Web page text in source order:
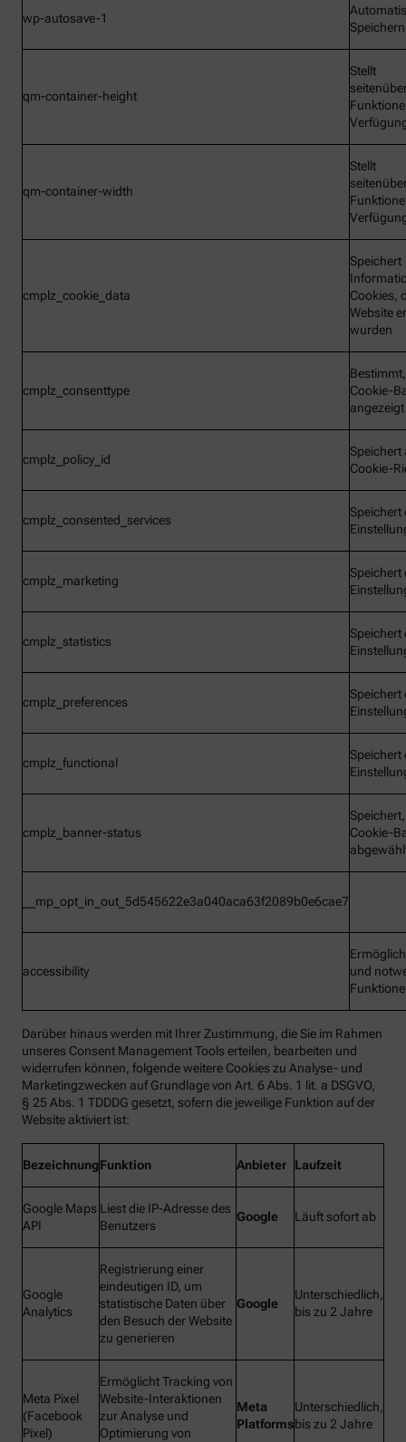
wp-autosave-1
Speichern
qm-container-height
Stellt
qm-container-width
Stellt
cmplz_cookie_data
Speichert
Cookies,
Website
wurden
cmplz_consenttype
Cookie-
cmplz_policy_id
Speichert
Cookie-
cmplz_consented_services
Speichert
cmplz_marketing
Speichert
cmplz_statistics
Speichert
cmplz_preferences
Speichert
cmplz_functional
Speichert
cmplz_banner-status
Cookie-
__mp_opt_in_out_5d545622e3a040aca63f2089b0e6cae7
accessibility
und
Darüber hinaus werden mit Ihrer Zustimmung, die Sie im Rahmen
unseres Consent Management Tools erteilen, bearbeiten und
widerrufen können, folgende weitere Cookies zu Analyse- und
Marketingzwecken auf Grundlage von Art. 6 Abs. 1 lit. a DSGVO,
§ 25 Abs. 1 TDDDG gesetzt, sofern die jeweilige Funktion auf der
Website aktiviert ist:
BezeichnungFunktion Anbieter Laufzeit
Google Maps
API
Liest die IP-Adresse des
Benutzers
Google Läuft sofort ab
Google
Analytics
Registrierung einer
eindeutigen ID, um
statistische Daten über
den Besuch der Website
zu generieren
Google
Unterschiedlich,
bis zu 2 Jahre
Meta Pixel
(Facebook
Pixel)
Ermöglicht Tracking von
Website-Interaktionen
zur Analyse und
Optimierung von
Meta
Platforms
Unterschiedlich,
bis zu 2 Jahre